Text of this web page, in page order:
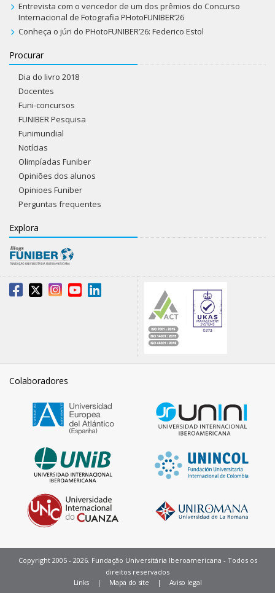
Entrevista com o vencedor de um dos prêmios do Concurso
Internacional de Fotografia PHotoFUNIBER’26
Conheça o júri do PHotoFUNIBER’26: Federico Estol
Procurar
Dia do livro 2018
Docentes
Funi-concursos
FUNIBER Pesquisa
Funimundial
Notícias
Olimpíadas Funiber
Opiniões dos alunos
Opinioes Funiber
Perguntas frequentes
Explora
Colaboradores
Copyright 2005 - 2026. Fundação Universitária Iberoamericana - Todos os
direitos reservados
Links Mapa do site Aviso legal